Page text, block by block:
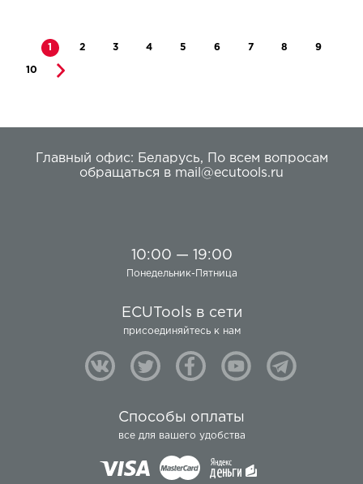
1 2 3 4 5 6 7 8 9
10
Главный офис: Беларусь,
По всем вопросам
обращаться в mail@ecutools.ru
10:00 — 19:00
Понедельник-Пятница
ECUTools в сети
присоединяйтесь к нам
Способы оплаты
все для вашего удобства